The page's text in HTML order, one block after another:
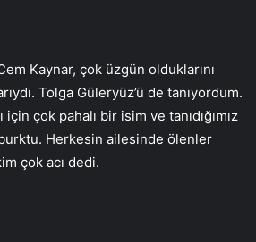
Kaynar, çok üzgün olduklarını
Tolga Güleryüz’ü de tanıyordum.
çok pahalı bir isim ve tanıdığımız
Herkesin ailesinde ölenler
çok acı dedi.